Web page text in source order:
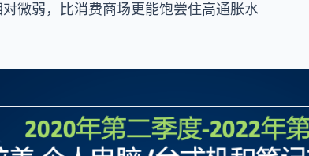
微弱，比消费商场更能饱尝住高通胀水